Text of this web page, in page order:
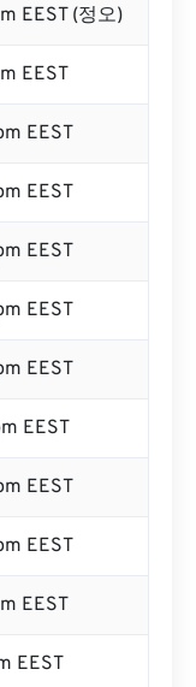
EEST (정오)
EEST
EEST
EEST
EEST
EEST
EEST
EEST
EEST
EEST
EEST
EEST